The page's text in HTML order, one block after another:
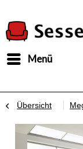
Menü
Übersicht